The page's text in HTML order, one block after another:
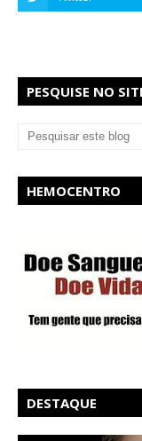
PESQUISE NO
HEMOCENTRO
DESTAQUE